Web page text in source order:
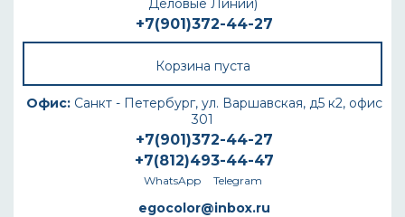
Деловые Линии)
+7(901)372-44-27
Корзина пуста
Офис: Санкт - Петербург, ул. Варшавская, д5 к2, офис
301
+7(901)372-44-27
+7(812)493-44-47
WhatsApp Telegram
egocolor@inbox.ru